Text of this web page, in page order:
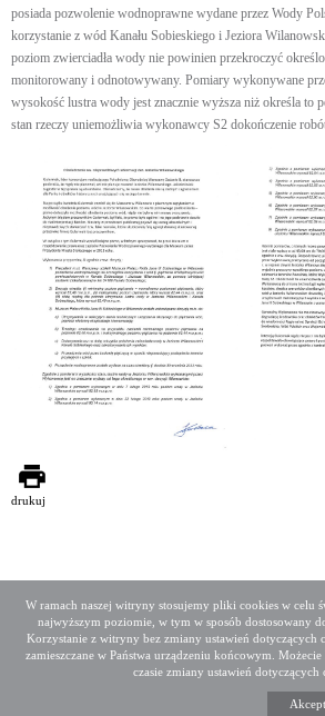
W ramach naszej witryny stosujemy pliki cookies w celu
najwyższym poziomie, w tym w sposób dostosowany
Korzystanie z witryny bez zmiany ustawień dotyczących
zamieszczane w Państwa urządzeniu końcowym.
czasie zmiany ustawień dotyczących
posiada pozwolenie wodnoprawne wydane przez Wody
korzystanie z wód Kanału Sobieskiego i Jeziora
poziom zwierciadła wody nie powinien przekroczyć
monitorowany i odnotowywany. Pomiary wykonywane
wysokość lustra wody jest znacznie wyższa niż określa to
stan rzeczy uniemożliwia wykonawcy S2 dokończenie
drukuj
Deklaracja dostępności
Mapa serwisu
Media społecznościowe
Twitter
Copyright 2015 GDDKiA
ul. Wronia 53,